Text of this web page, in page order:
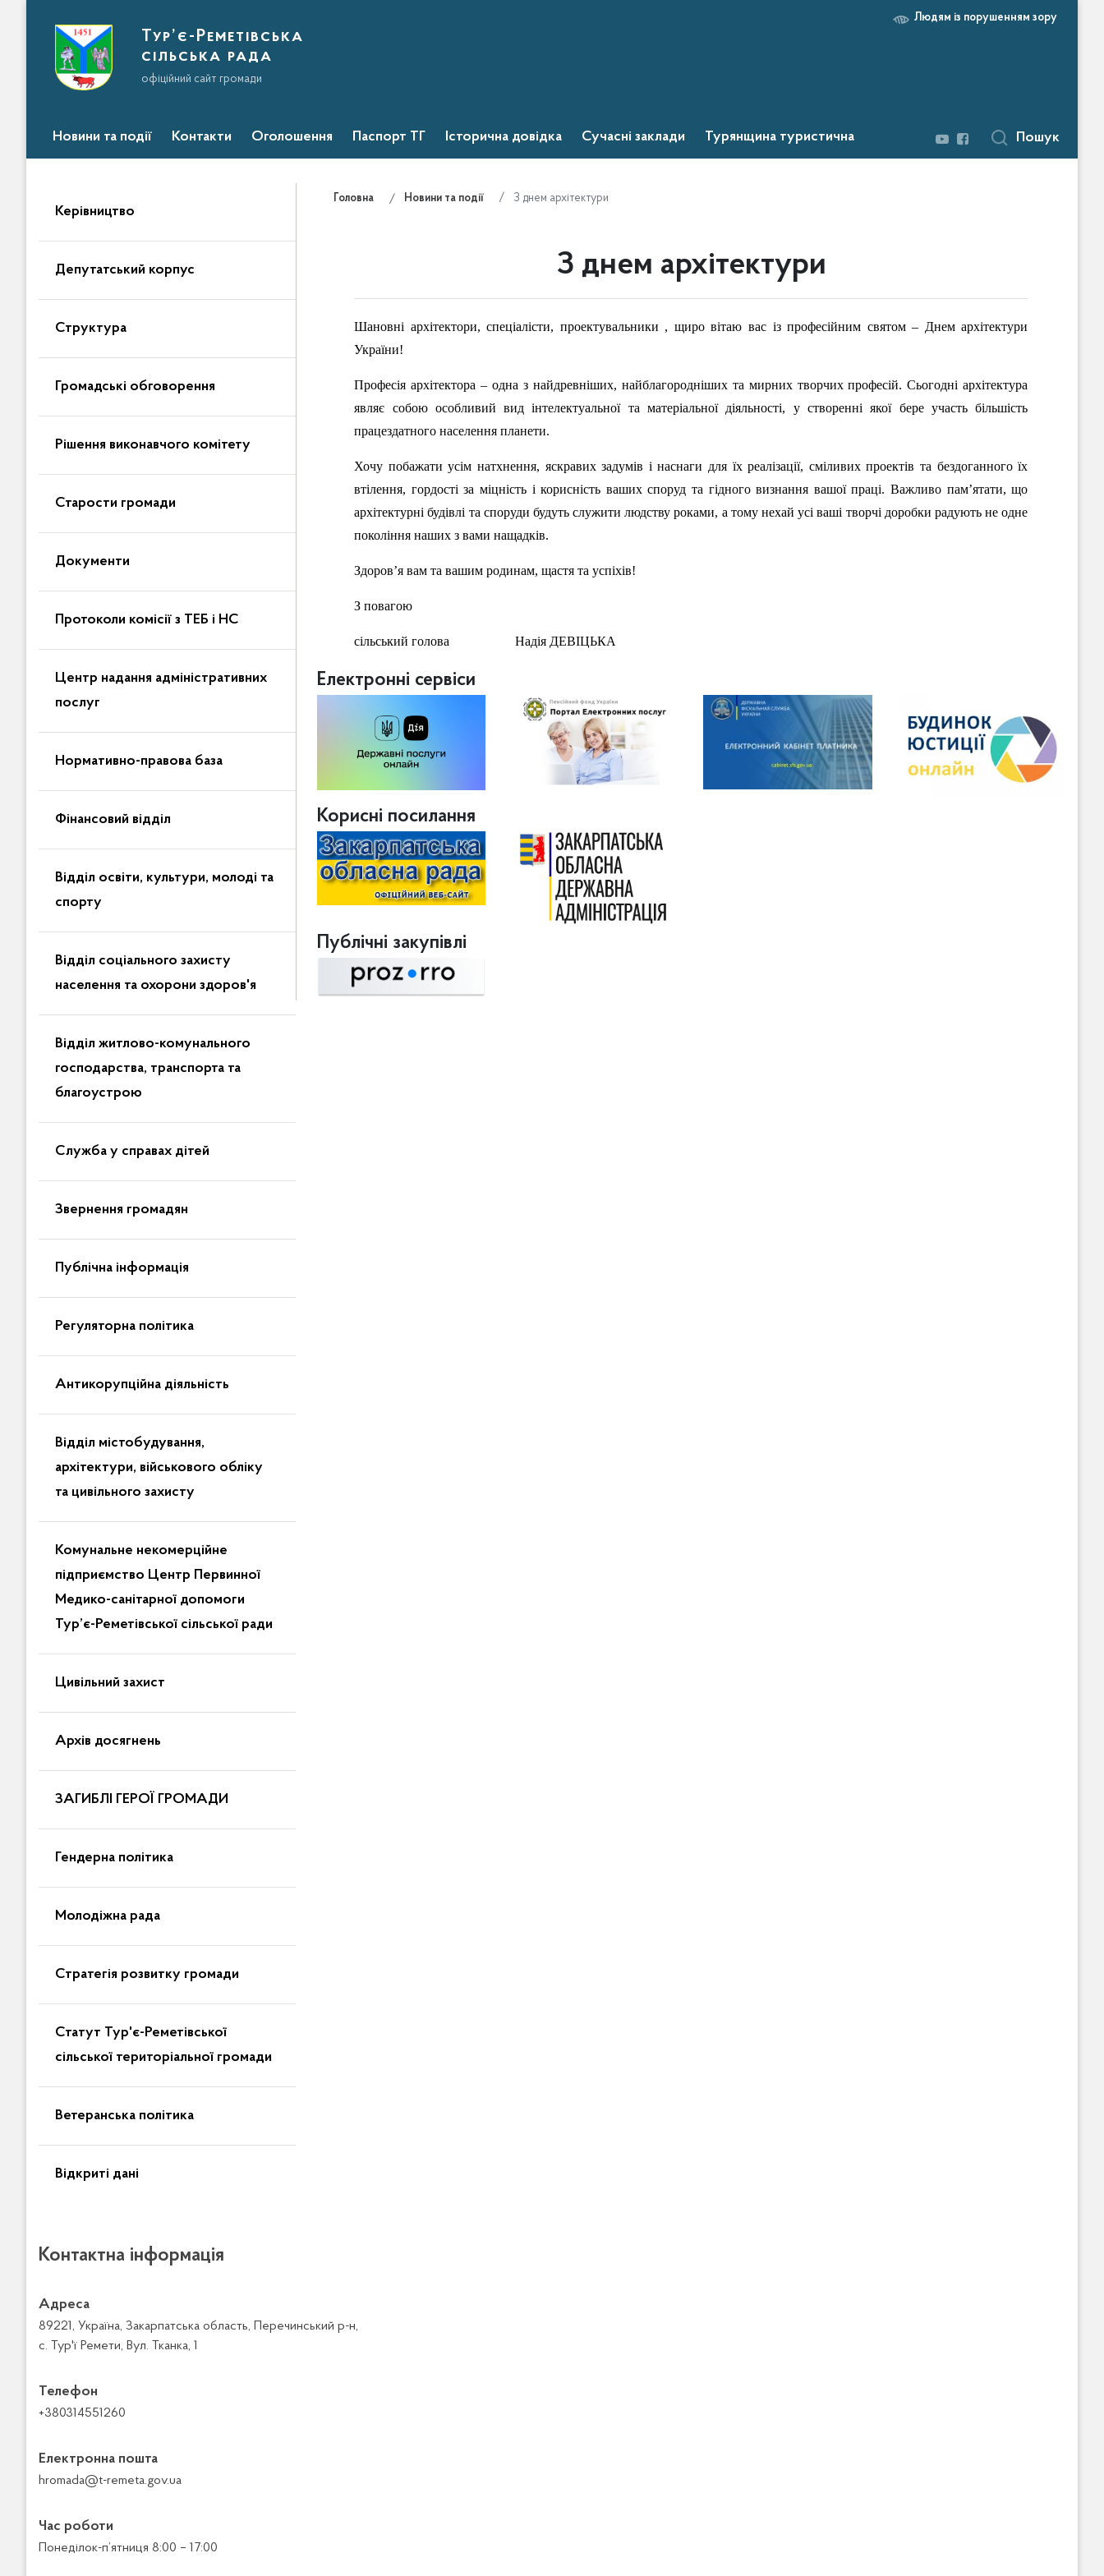
Тур’є-Реметівська
сільська рада
офіційний сайт громади
Людям із порушенням зору
Новини та події Контакти Оголошення Паспорт ТГ Історична довідка Сучасні заклади Турянщина туристична Пошук
Керівництво
Депутатський корпус
Структура
Громадські обговорення
Рішення виконавчого комітету
Старости громади
Документи
Протоколи комісії з ТЕБ і НС
Центр надання адміністративних
послуг
Нормативно-правова база
Фінансовий відділ
Відділ освіти, культури, молоді та
спорту
Відділ соціального захисту
населення та охорони здоров'я
Відділ житлово-комунального
господарства, транспорта та
благоустрою
Служба у справах дітей
Звернення громадян
Публічна інформація
Регуляторна політика
Антикорупційна діяльність
Відділ містобудування,
архітектури, військового обліку
та цивільного захисту
Комунальне некомерційне
підприємство Центр Первинної
Медико-санітарної допомоги
Тур’є-Реметівської сільської ради
Цивільний захист
Архів досягнень
ЗАГИБЛІ ГЕРОЇ ГРОМАДИ
Гендерна політика
Молодіжна рада
Стратегія розвитку громади
Статут Тур'є-Реметівської
сільської територіальної громади
Ветеранська політика
Відкриті дані
Головна Новини та події З днем архітектури
З днем архітектури
Шановні архітектори, спеціалісти, проектувальники , щиро вітаю вас із професійним святом – Днем архітектури
України!
Професія архітектора – одна з найдревніших, найблагородніших та мирних творчих професій. Сьогодні архітектура
являє собою особливий вид інтелектуальної та матеріальної діяльності, у створенні якої бере участь більшість
працездатного населення планети.
Хочу побажати усім натхнення, яскравих задумів і наснаги для їх реалізації, сміливих проектів та бездоганного їх
втілення, гордості за міцність і корисність ваших споруд та гідного визнання вашої праці. Важливо пам’ятати, що
архітектурні будівлі та споруди будуть служити людству роками, а тому нехай усі ваші творчі доробки радують не одне
покоління наших з вами нащадків.
Здоров’я вам та вашим родинам, щастя та успіхів!
З повагою
сільський голова Надія ДЕВІЦЬКА
Електронні сервіси
Корисні посилання
Публічні закупівлі
Контактна інформація
Адреса
89221, Україна, Закарпатська область, Перечинський р-н,
с. Тур'ї Ремети, Вул. Тканка, 1
Телефон
+380314551260
Електронна пошта
hromada@t-remeta.gov.ua
Час роботи
Понеділок-п’ятниця 8:00 – 17:00